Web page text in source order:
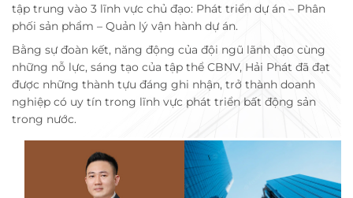
tập trung vào 3 lĩnh vực chủ đạo: Phát triển dự án – Phân
phối sản phẩm – Quản lý vận hành dự án.
Bằng sự đoàn kết, năng động của đội ngũ lãnh đạo cùng
những nỗ lực, sáng tạo của tập thể CBNV, Hải Phát đã đạt
được những thành tựu đáng ghi nhận, trở thành doanh
nghiệp có uy tín trong lĩnh vực phát triển bất động sản
trong nước.